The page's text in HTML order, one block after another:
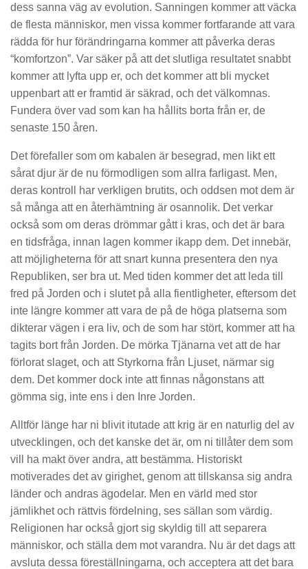
dess sanna väg av evolution. Sanningen kommer att väcka
de flesta människor, men vissa kommer fortfarande att vara
rädda för hur förändringarna kommer att påverka deras
“komfortzon”. Var säker på att det slutliga resultatet snabbt
kommer att lyfta upp er, och det kommer att bli mycket
uppenbart att er framtid är säkrad, och det välkomnas.
Fundera över vad som kan ha hållits borta från er, de
senaste 150 åren.
Det förefaller som om kabalen är besegrad, men likt ett
sårat djur är de nu förmodligen som allra farligast. Men,
deras kontroll har verkligen brutits, och oddsen mot dem är
så många att en återhämtning är osannolik. Det verkar
också som om deras drömmar gått i kras, och det är bara
en tidsfråga, innan lagen kommer ikapp dem. Det innebär,
att möjligheterna för att snart kunna presentera den nya
Republiken, ser bra ut. Med tiden kommer det att leda till
fred på Jorden och i slutet på alla fientligheter, eftersom det
inte längre kommer att vara de på de höga platserna som
dikterar vägen i era liv, och de som har stört, kommer att ha
tagits bort från Jorden. De mörka Tjänarna vet att de har
förlorat slaget, och att Styrkorna från Ljuset, närmar sig
dem. Det kommer dock inte att finnas någonstans att
gömma sig, inte ens i den Inre Jorden.
Alltför länge har ni blivit itutade att krig är en naturlig del av
utvecklingen, och det kanske det är, om ni tillåter dem som
vill ha makt över andra, att bestämma. Historiskt
motiverades det av girighet, genom att tillskansa sig andra
länder och andras ägodelar. Men en värld med stor
jämlikhet och rättvis fördelning, ses sällan som värdig.
Religionen har också gjort sig skyldig till att separera
människor, och ställa dem mot varandra. Nu är det dags att
avsluta dessa föreställningarna, och acceptera att det bara